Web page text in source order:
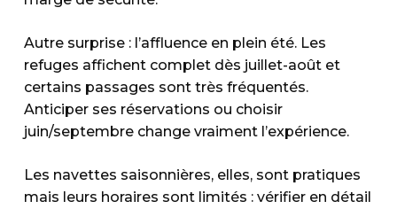
Autre surprise : l’affluence en plein été. Les
refuges affichent complet dès juillet-août et
certains passages sont très fréquentés.
Anticiper ses réservations ou choisir
juin/septembre change vraiment l’expérience.
Les navettes saisonnières, elles, sont pratiques
mais leurs horaires sont limités : vérifier en détail